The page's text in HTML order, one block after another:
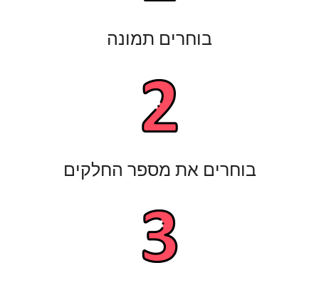
בוחרים תמונה
בוחרים את מספר החלקים​